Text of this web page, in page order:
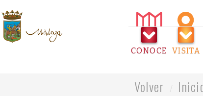
CONOCE VISITA
Volver